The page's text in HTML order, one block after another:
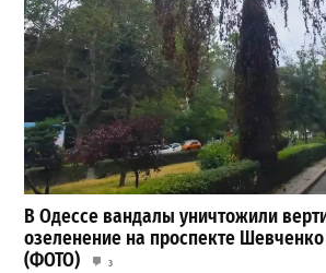
В Одессе вандалы уничтожили
озеленение на проспекте
(ФОТО)
3